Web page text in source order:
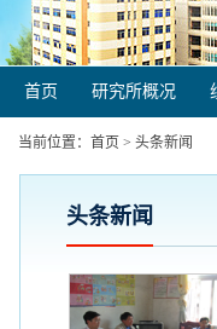
首页 研究所概况
当前位置： 首页 > 头条新闻
头条新闻